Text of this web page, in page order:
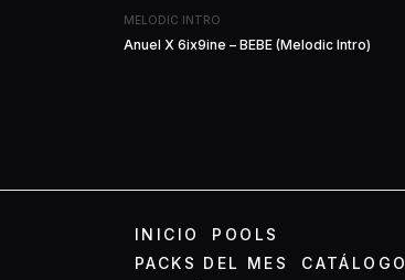
MELODIC INTRO
Anuel X 6ix9ine – BEBE (Melodic Intro)
INICIO
POOLS
PACKS DEL MES
CATÁLOGO